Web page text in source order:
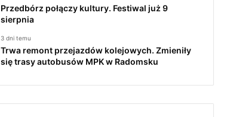
Przedbórz połączy kultury. Festiwal już 9
sierpnia
3 dni temu
Trwa remont przejazdów kolejowych. Zmieniły
się trasy autobusów MPK w Radomsku